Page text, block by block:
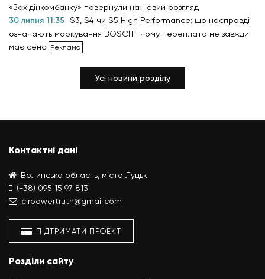
«Західінкомбанку» повернули на новий розгляд
30 липня 11:35 S3, S4 чи S5 High Performance: що насправді
означають маркування BOSCH і чому переплата не завжди
має сенс
Усі новини розділу
Контактні дані
Волинська область, місто Луцьк
(+38) 095 15 97 813
cirpowertruth@gmail.com
ПІДТРИМАТИ ПРОЕКТ
Розділи сайту